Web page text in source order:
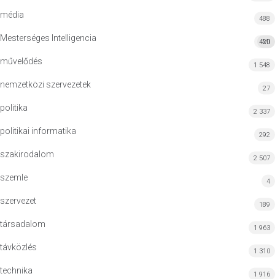
média 488
Mesterséges Intelligencia MI
420
művelődés 1 548
nemzetközi szervezetek 27
politika 2 337
politikai informatika 292
szakirodalom 2 507
szemle 4
szervezet 189
társadalom 1 963
távközlés 1 310
technika 1 916